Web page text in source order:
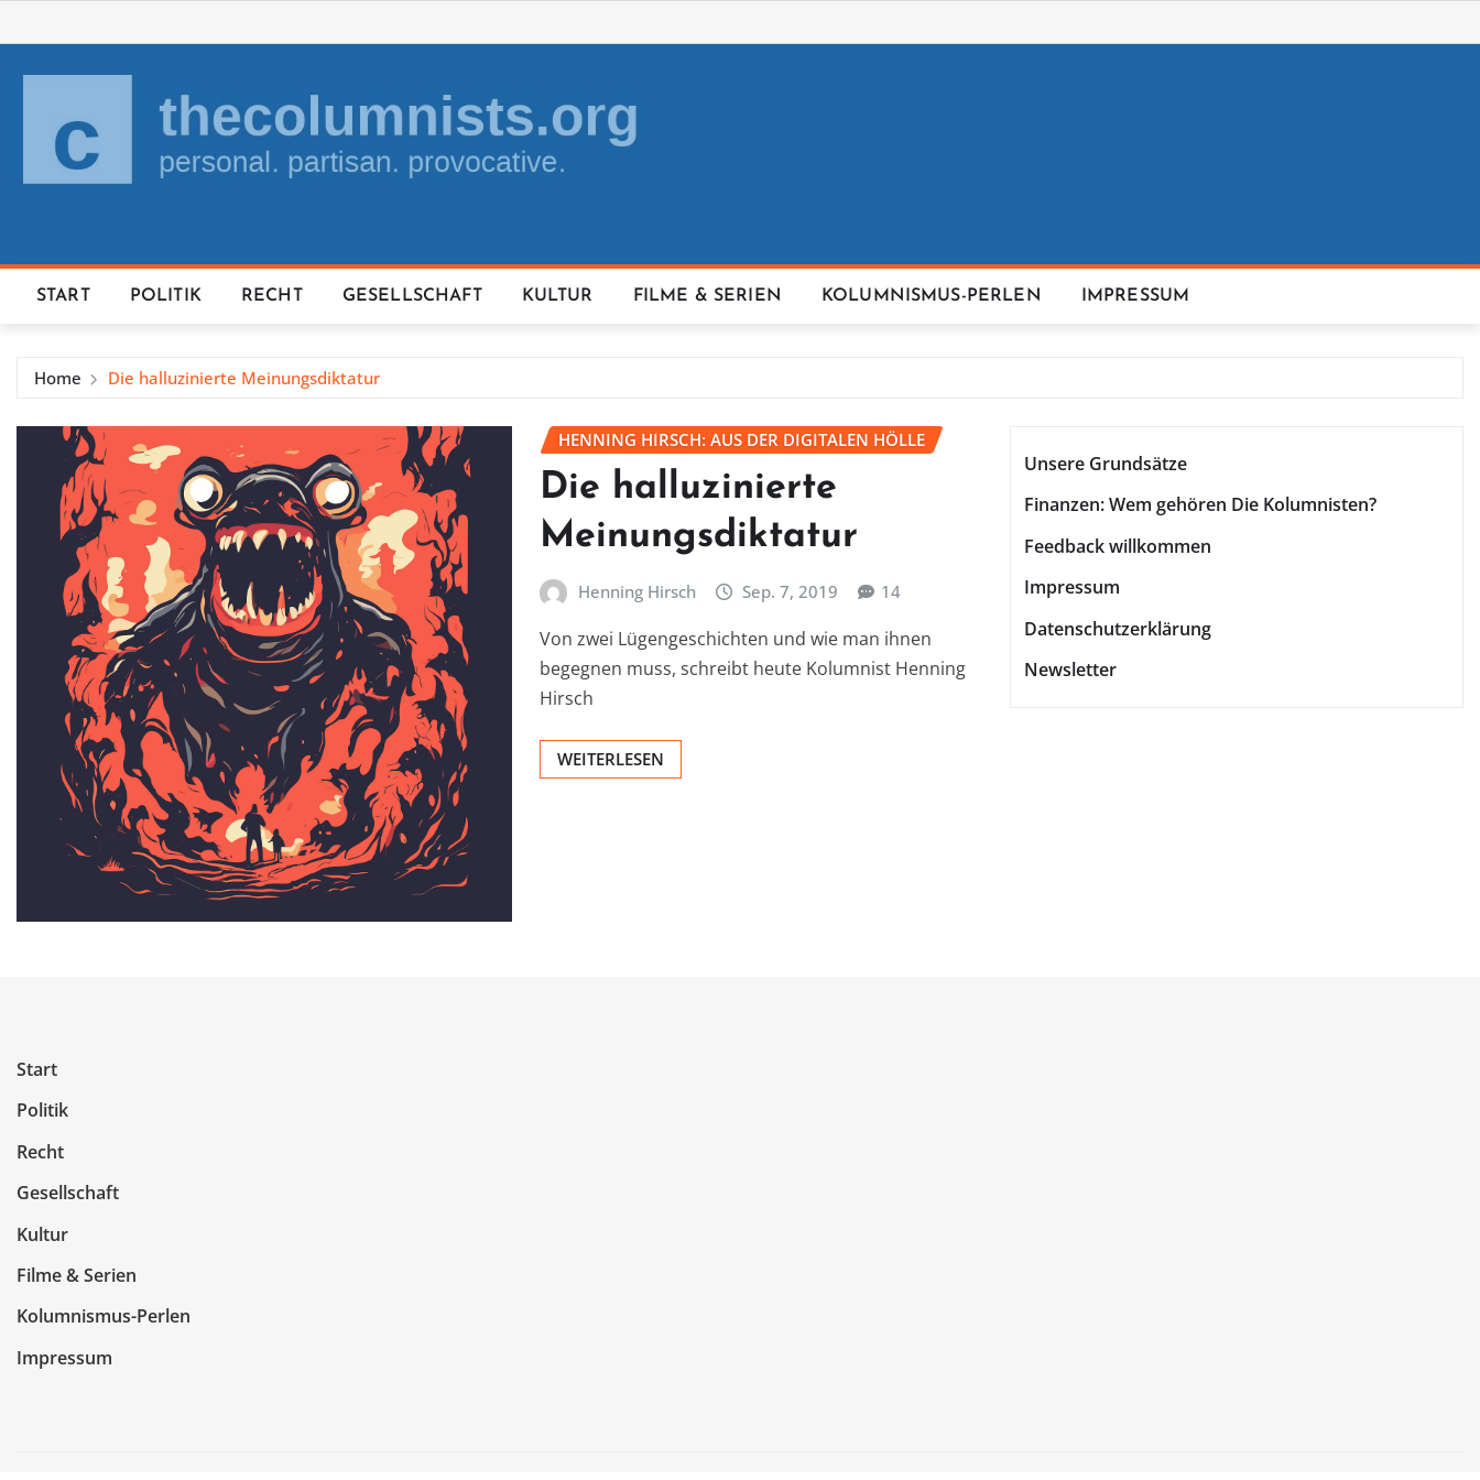
to
content
START POLITIK RECHT GESELLSCHAFT KULTUR FILME & SERIEN KOLUMNISMUS-PERLEN IMPRESSUM
Home Die halluzinierte Meinungsdiktatur
HENNING HIRSCH: AUS DER DIGITALEN HÖLLE
Die halluzinierte
Meinungsdiktatur
Henning Hirsch Sep. 7, 2019 14
Von zwei Lügengeschichten und wie man ihnen
begegnen muss, schreibt heute Kolumnist Henning
Hirsch
WEITERLESEN
Unsere Grundsätze
Finanzen: Wem gehören Die Kolumnisten?
Feedback willkommen
Impressum
Datenschutzerklärung
Newsletter
Start
Politik
Recht
Gesellschaft
Kultur
Filme & Serien
Kolumnismus-Perlen
Impressum